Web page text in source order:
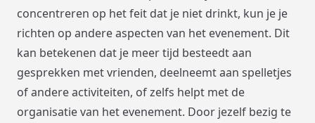
concentreren op het feit dat je niet drinkt, kun je je
richten op andere aspecten van het evenement. Dit
kan betekenen dat je meer tijd besteedt aan
gesprekken met vrienden, deelneemt aan spelletjes
of andere activiteiten, of zelfs helpt met de
organisatie van het evenement. Door jezelf bezig te